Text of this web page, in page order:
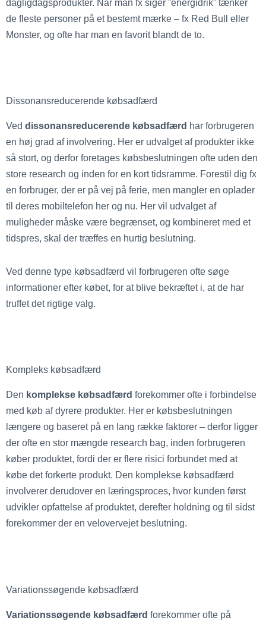
dagligdagsprodukter. Når man fx siger ”energidrik” tænker
de fleste personer på et bestemt mærke – fx Red Bull eller
Monster, og ofte har man en favorit blandt de to.
Dissonansreducerende købsadfærd
Ved dissonansreducerende købsadfærd har forbrugeren
en høj grad af involvering. Her er udvalget af produkter ikke
så stort, og derfor foretages købsbeslutningen ofte uden den
store research og inden for en kort tidsramme. Forestil dig fx
en forbruger, der er på vej på ferie, men mangler en oplader
til deres mobiltelefon her og nu. Her vil udvalget af
muligheder måske være begrænset, og kombineret med et
tidspres, skal der træffes en hurtig beslutning.
Ved denne type købsadfærd vil forbrugeren ofte søge
informationer efter købet, for at blive bekræftet i, at de har
truffet det rigtige valg.
Kompleks købsadfærd
Den komplekse købsadfærd forekommer ofte i forbindelse
med køb af dyrere produkter. Her er købsbeslutningen
længere og baseret på en lang række faktorer – derfor ligger
der ofte en stor mængde research bag, inden forbrugeren
køber produktet, fordi der er flere risici forbundet med at
købe det forkerte produkt. Den komplekse købsadfærd
involverer derudover en læringsproces, hvor kunden først
udvikler opfattelse af produktet, derefter holdning og til sidst
forekommer der en velovervejet beslutning.
Variationssøgende købsadfærd
Variationssøgende købsadfærd forekommer ofte på